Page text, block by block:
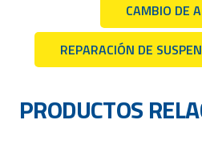
CAMBIO DE
REPARACIÓN DE
PRODUCTOS